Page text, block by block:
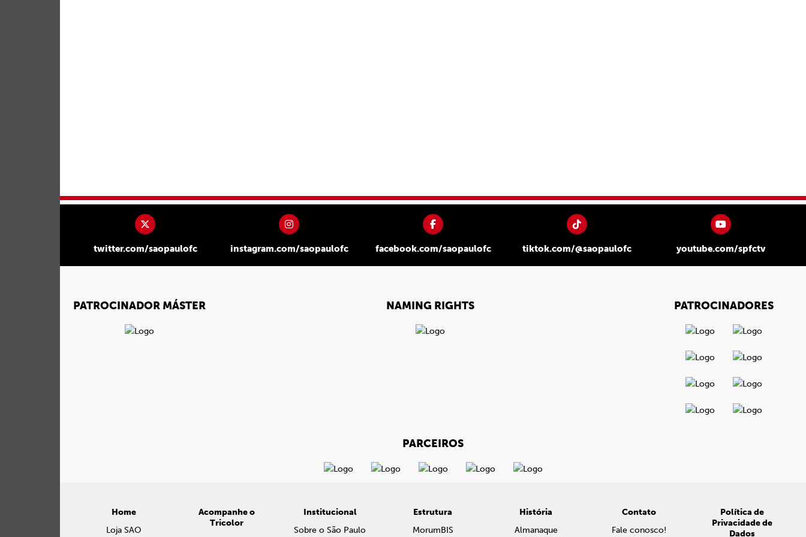
twitter.com/saopaulofc instagram.com/saopaulofc facebook.com/saopaulofc tiktok.com/@saopaulofc youtube.com/spfctv
PATROCINADOR MÁSTER NAMING RIGHTS PATROCINADORES
PARCEIROS
Home
Loja SAO
Acompanhe o
Tricolor
Institucional
Sobre o São Paulo
Estrutura
MorumBIS
História
Almanaque
Contato
Fale conosco!
Política de
Privacidade de
Dados